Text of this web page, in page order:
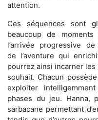
attention.
Ces séquences sont
beaucoup de
l’arrivée progressive
de l’aventure qui
pourrez ainsi incarner les
souhait. Chacun
exploiter
phases du jeu. Hanna,
sarbacane permettant